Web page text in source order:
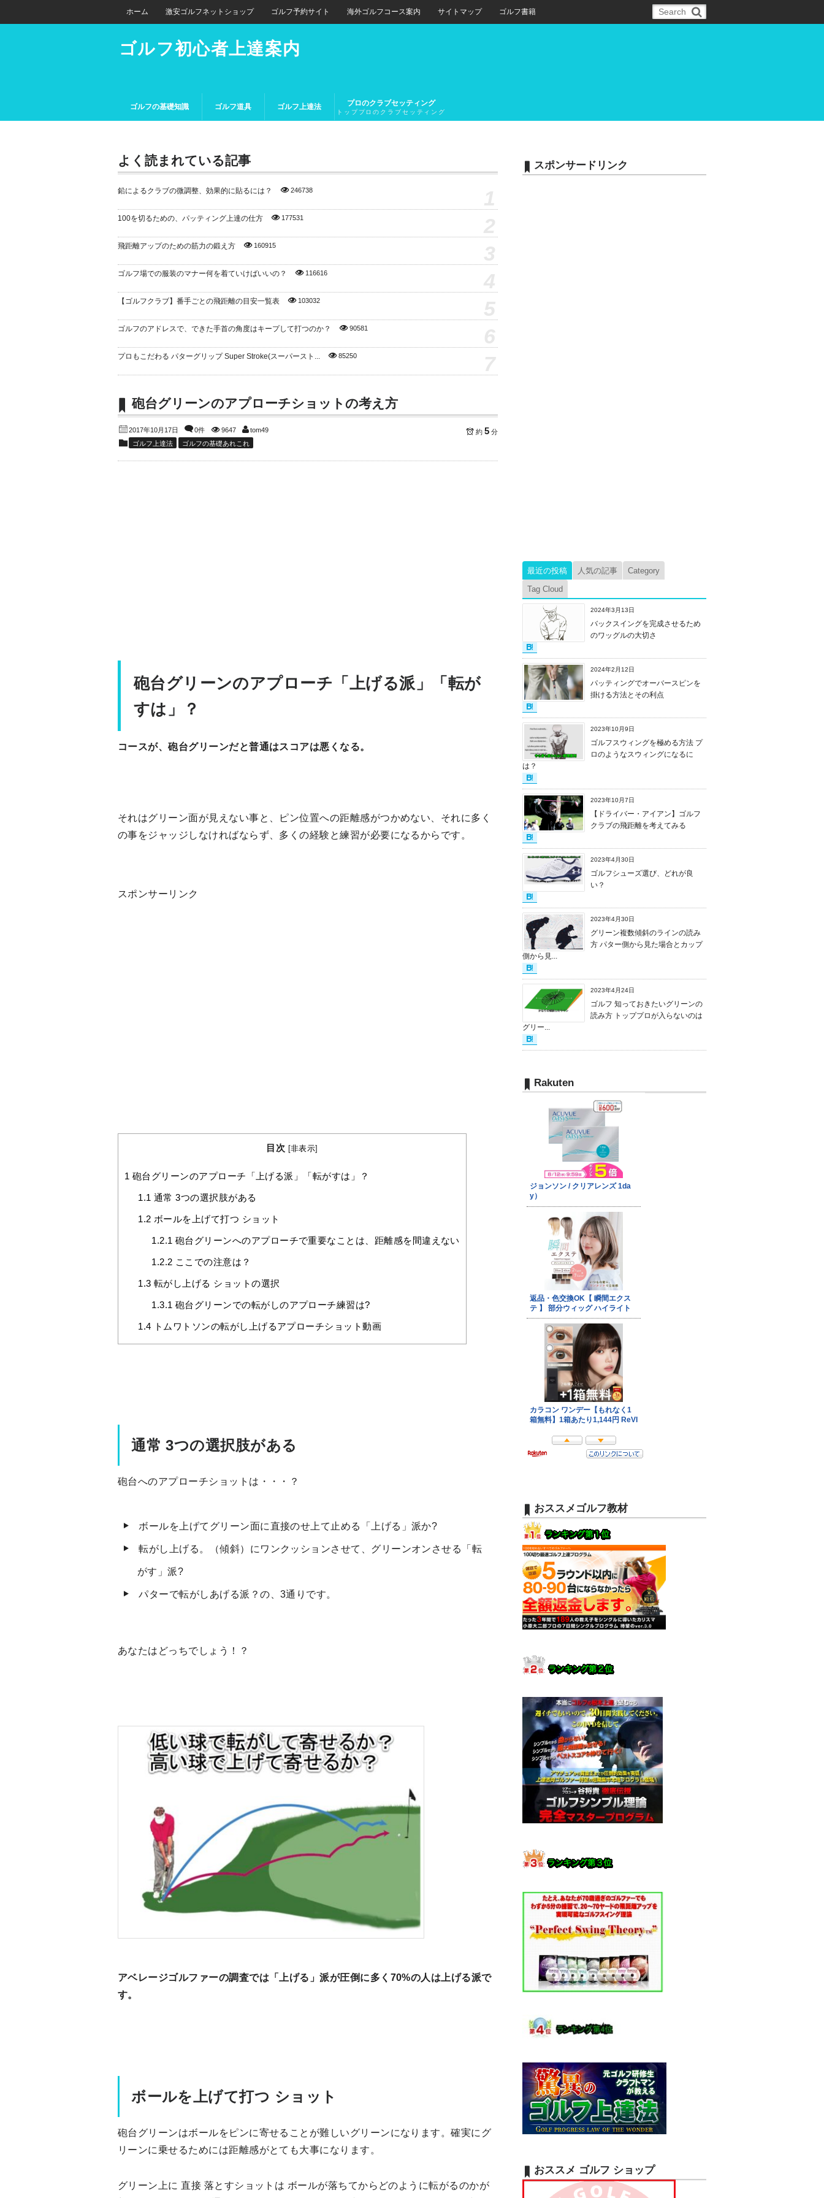
ゴルフ初心者上達案内
よく読まれている記事
鉛によるクラブの微調整、効果的に貼るには？ 246738
100を切るための、パッティング上達の仕方 177531
飛距離アップのための筋力の鍛え方 160915
ゴルフ場での服装のマナー何を着ていけばいいの？ 116616
【ゴルフクラブ】番手ごとの飛距離の目安一覧表 103032
ゴルフのアドレスで、できた手首の角度はキープして打つのか？ 90581
プロもこだわる パターグリップ Super Stroke(スーパースト... 85250
砲台グリーンのアプローチショットの考え方
2017年10月17日 0件 9647 tom49 約 5 分
ゴルフ上達法
ゴルフの基礎あれこれ
砲台グリーンのアプローチ「上げる派」「転が
すは」？
コースが、砲台グリーンだと普通はスコアは悪くなる。
それはグリーン面が見えない事と、ピン位置への距離感がつかめない、それに多く
の事をジャッジしなければならず、多くの経験と練習が必要になるからです。
スポンサーリンク
目次 [非表示]
1 砲台グリーンのアプローチ「上げる派」「転がすは」？
1.1 通常 3つの選択肢がある
1.2 ボールを上げて打つ ショット
1.2.1 砲台グリーンへのアプローチで重要なことは、距離感を間違えない
1.2.2 ここでの注意は？
1.3 転がし上げる ショットの選択
1.3.1 砲台グリーンでの転がしのアプローチ練習は?
1.4 トムワトソンの転がし上げるアプローチショット動画
通常 3つの選択肢がある
砲台へのアプローチショットは・・・？
ボールを上げてグリーン面に直接のせ上て止める「上げる」派か?
転がし上げる。（傾斜）にワンクッションさせて、グリーンオンさせる「転
がす」派?
パターで転がしあげる派？の、3通りです。
あなたはどっちでしょう！？
アベレージゴルファーの調査では「上げる」派が圧倒に多く 70%の人は上げる派で
す。
ボールを上げて打つ ショット
砲台グリーンはボールをピンに寄せることが難しいグリーンになります。確実にグ
リーンに乗せるためには距離感がとても大事になります。
グリーン上に 直接 落とすショットは ボールが落ちてからどのように転がるのかが
スポンサードリンク
最近の投稿 人気の記事
Category
Tag Cloud
2024年3月13日
バックスイングを完成させるため
のワッグルの大切さ
2024年2月12日
パッティングでオーバースピンを
掛ける方法とその利点
2023年10月9日
ゴルフスウィングを極める方法 プ
ロのようなスウィングになるに
は？
2023年10月7日
【ドライバー・アイアン】ゴルフ
クラブの飛距離を考えてみる
2023年4月30日
ゴルフシューズ選び、どれが良
い？
2023年4月30日
グリーン複数傾斜のラインの読み
方 パター側から見た場合とカップ
側から見...
2023年4月24日
ゴルフ 知っておきたいグリーンの
読み方 トッププロが入らないのは
グリー...
Rakuten
おススメゴルフ教材
おススメ ゴルフ ショップ
ホーム 激安ゴルフネットショップ ゴルフ予約サイト 海外ゴルフコース案内 サイトマップ ゴルフ書籍
ゴルフの基礎知識 ゴルフ道具 ゴルフ上達法 プロのクラブセッティング
トッププロのクラブセッティング